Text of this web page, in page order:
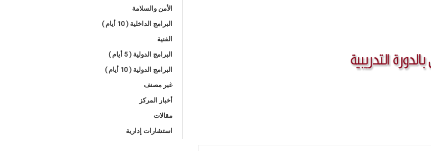
الأمن والسلامة
البرامج الداخلية ( 10 أيام )
الفنية
البرامج الدولية ( 5 أيام )
البرامج الدولية ( 10 أيام )
غير مصنف
أخبار المركز
مقالات
استشارات إدارية